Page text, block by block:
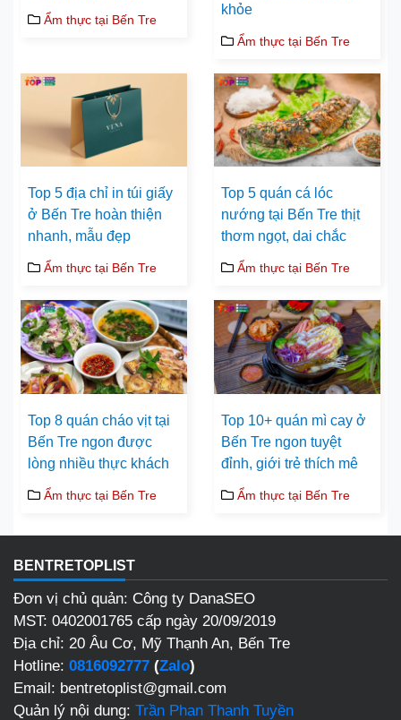
Ẩm thực tại Bến Tre
khỏe
Ẩm thực tại Bến Tre
Top 5 địa chỉ in túi giấy
ở Bến Tre hoàn thiện
nhanh, mẫu đẹp
Ẩm thực tại Bến Tre
Top 5 quán cá lóc
nướng tại Bến Tre thịt
thơm ngọt, dai chắc
Ẩm thực tại Bến Tre
Top 8 quán cháo vịt tại
Bến Tre ngon được
lòng nhiều thực khách
Ẩm thực tại Bến Tre
Top 10+ quán mì cay ở
Bến Tre ngon tuyệt
đỉnh, giới trẻ thích mê
Ẩm thực tại Bến Tre
BENTRETOPLIST
Đơn vị chủ quản: Công ty DanaSEO
MST: 0402001765 cấp ngày 20/09/2019
Địa chỉ: 20 Âu Cơ, Mỹ Thạnh An, Bến Tre
Hotline: 0816092777 (Zalo)
Email: bentretoplist@gmail.com
Quản lý nội dung: Trần Phan Thanh Tuyền